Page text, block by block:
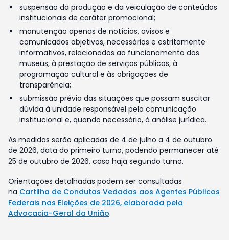
suspensão da produção e da veiculação de conteúdos
institucionais de caráter promocional;
manutenção apenas de notícias, avisos e
comunicados objetivos, necessários e estritamente
informativos, relacionados ao funcionamento dos
museus, à prestação de serviços públicos, à
programação cultural e às obrigações de
transparência;
submissão prévia das situações que possam suscitar
dúvida à unidade responsável pela comunicação
institucional e, quando necessário, à análise jurídica.
As medidas serão aplicadas de 4 de julho a 4 de outubro
de 2026, data do primeiro turno, podendo permanecer até
25 de outubro de 2026, caso haja segundo turno.
Orientações detalhadas podem ser consultadas
na Cartilha de Condutas Vedadas aos Agentes Públicos
Federais nas Eleições de 2026, elaborada pela
Advocacia-Geral da União.